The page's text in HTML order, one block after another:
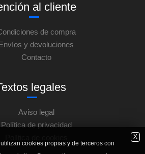
al cliente
de compra
y devoluciones
Contacto
legales
Aviso legal
Política de privacidad
X
cookies propias y de terceros con